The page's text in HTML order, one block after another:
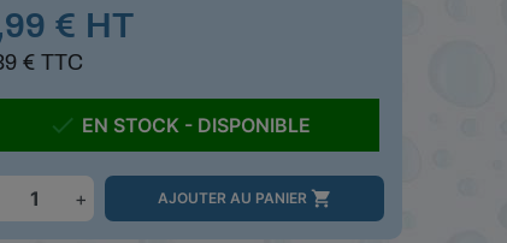
€ HT
€ TTC
 EN STOCK - DISPONIBLE
+ AJOUTER AU PANIER 